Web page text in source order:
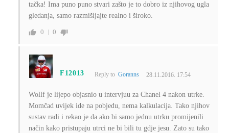
tačka! Ima puno puno stvari zašto je to dobro iz njihovog ugla
gledanja, samo razmišljajte realno i široko.
0 0
F12013 Reply toGoranns 28.11.2016. 17:54
Wollf je lijepo objasnio u intervjuu za Chanel 4 nakon utrke.
Momčad uvijek ide na pobjedu, nema kalkulacija. Tako njihov
sustav radi i rekao je da ako bi samo jednu utrku promijenili
način kako pristupaju utrci ne bi bili tu gdje jesu. Zato su tako